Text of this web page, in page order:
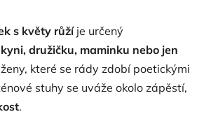
s květy růžíje určený
družičku, maminku nebo jen
které se rády zdobí poetickými
stuhy se uváže okolo zápěstí,
.